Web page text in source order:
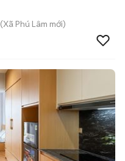
(Xã Phú Lâm mới)